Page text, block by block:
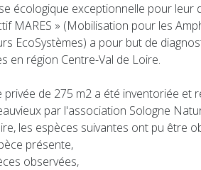
écologique exceptionnelle pour leur
MARES » (Mobilisation pour les
EcoSystèmes) a pour but de
en région Centre-Val de Loire.
privée de 275 m2 a été inventoriée et
par l'association Sologne
les espèces suivantes ont pu être
présente,
observées,